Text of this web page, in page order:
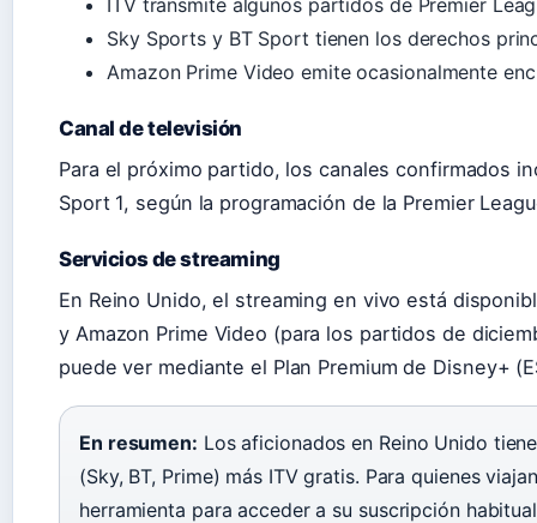
Sky Sports y BT Sport tienen los derechos
Amazon Prime Video emite ocasionalmente
Canal de televisión
Para el próximo partido, los canales confirmados
Sport 1, según la programación de la Premier
Servicios de streaming
En Reino Unido, el streaming en vivo está
y Amazon Prime Video (para los partidos de
puede ver mediante el Plan Premium de Disney+
En resumen: Los aficionados en Reino Unido
(Sky, BT, Prime) más ITV gratis. Para quienes
herramienta para acceder a su suscripción